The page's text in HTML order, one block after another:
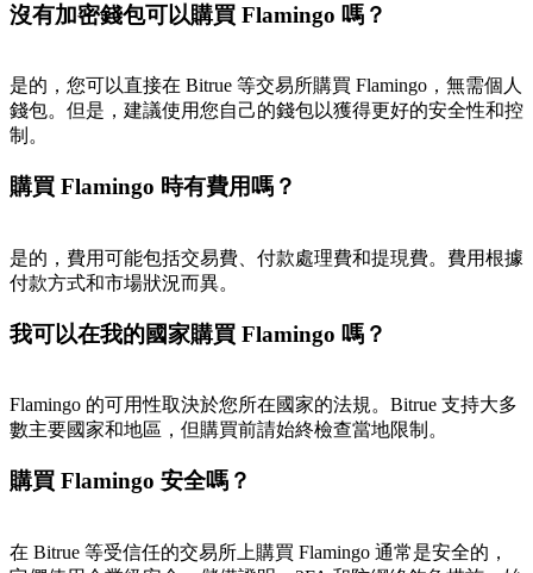
BTC 專享獎勵
充值並交易BTC瓜分 25,000 USDT 獎池！
充值CASHCAT & 赢取
瓜分 500000 CASHCAT 獎池
BitMart 用戶遷移專享
註冊&交易贏 500,000 USDT
沒有加密錢包可以購買 Flamingo 嗎？
是的，您可以直接在 Bitrue 等交易所購買 Flamingo，無需個人
錢包。但是，建議使用您自己的錢包以獲得更好的安全性和控
制。
購買 Flamingo 時有費用嗎？
是的，費用可能包括交易費、付款處理費和提現費。費用根據
付款方式和市場狀況而異。
我可以在我的國家購買 Flamingo 嗎？
Flamingo 的可用性取決於您所在國家的法規。Bitrue 支持大多
數主要國家和地區，但購買前請始終檢查當地限制。
購買 Flamingo 安全嗎？
在 Bitrue 等受信任的交易所上購買 Flamingo 通常是安全的，